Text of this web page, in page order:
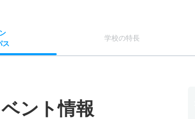
ス
学校の特長
ント情報